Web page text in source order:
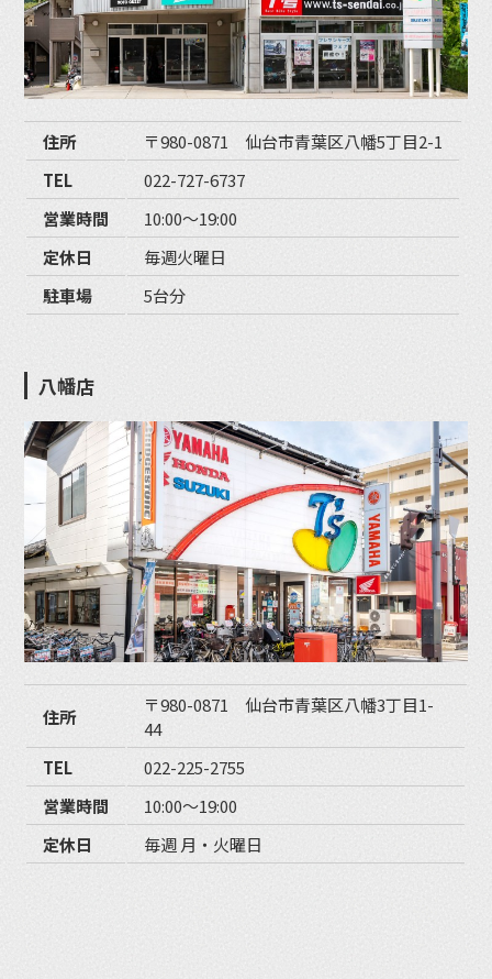
住所
〒980-0871 仙台市青葉区八幡5丁目2-1
TEL
022-727-6737
営業時間
10:00〜19:00
定休日
毎週火曜日
駐車場
5台分
八幡店
住所
〒980-0871 仙台市青葉区八幡3丁目1-
44
TEL
022-225-2755
営業時間
10:00〜19:00
定休日
毎週 月・火曜日